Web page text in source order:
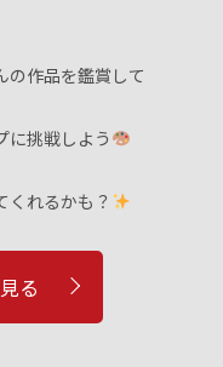
の作品を鑑賞して
に挑戦しよう
れるかも？
る